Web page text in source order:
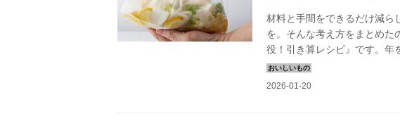
材料と手間をできるだけ減ら
を。そんな考え方をまとめた
役！引き算レシピ』です。年
で料理をつくって食べること
頭を自然に使いながらつくれ